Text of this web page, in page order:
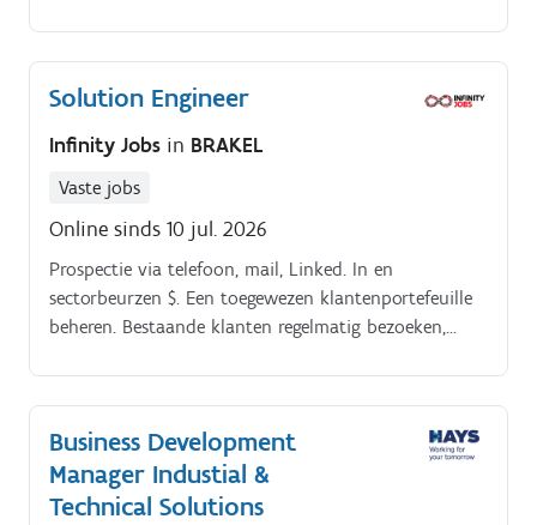
Manager.
Solution Engineer
Infinity Jobs in BRAKEL
Vaste jobs
Online sinds 10 jul. 2026
Prospectie via telefoon, mail, Linked. In en
sectorbeurzen $. Een toegewezen klantenportefeuille
beheren. Bestaande klanten regelmatig bezoeken,
Business Development
Manager Industial &
Technical Solutions